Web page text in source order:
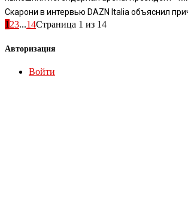
Скарони в интервью DAZN Italia объяснил
123...14Страница 1 из 14
Авторизация
Войти